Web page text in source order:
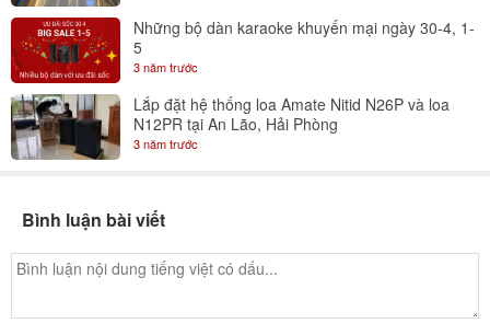
Những bộ dàn karaoke khuyến mại ngày 30-4, 1-
5
3 năm trước
Lắp đặt hệ thống loa Amate Nitid N26P và loa
N12PR tại An Lão, Hải Phòng
3 năm trước
Bình luận bài viết